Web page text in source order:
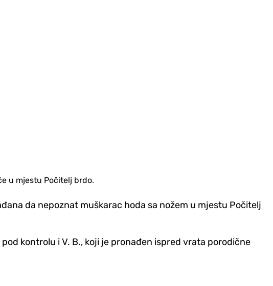
u mjestu Počitelj brdo.
da nepoznat muškarac hoda sa nožem u mjestu Počitelj
kontrolu i V. B., koji je pronađen ispred vrata porodične